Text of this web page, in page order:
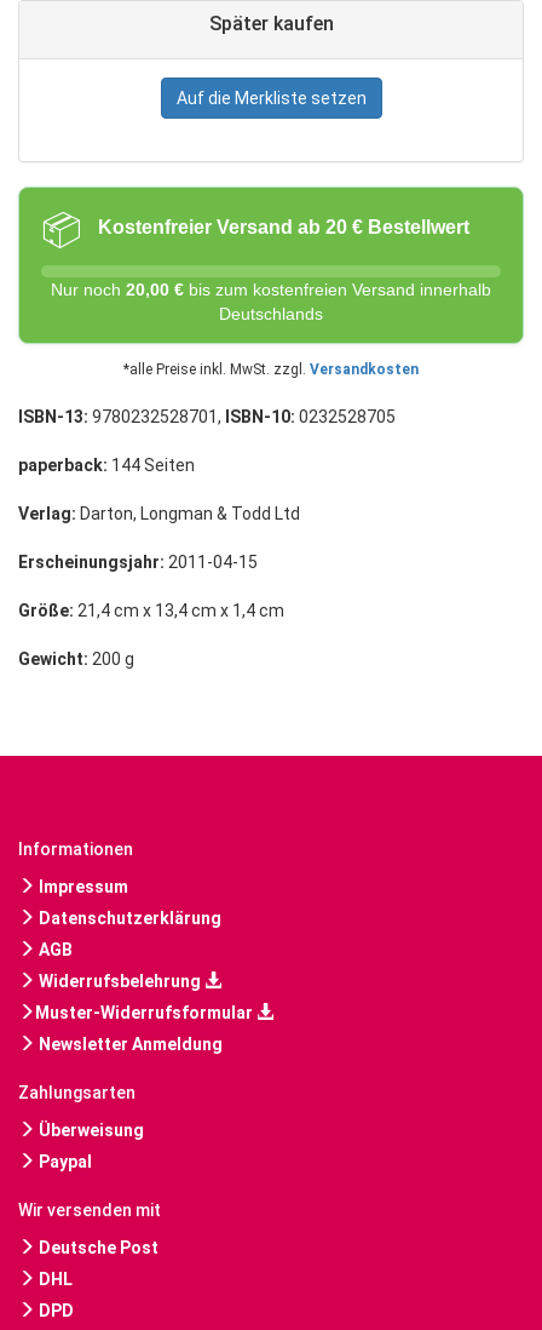
Später kaufen
Auf die Merkliste setzen
📦 Kostenfreier Versand ab 20 € Bestellwert
Nur noch 20,00 € bis zum kostenfreien Versand innerhalb
Deutschlands
*alle Preise inkl. MwSt. zzgl. Versandkosten
ISBN-13: 9780232528701, ISBN-10: 0232528705
paperback: 144 Seiten
Verlag: Darton, Longman & Todd Ltd
Erscheinungsjahr: 2011-04-15
Größe: 21,4 cm x 13,4 cm x 1,4 cm
Gewicht: 200 g
Informationen
Impressum
Datenschutzerklärung
AGB
Widerrufsbelehrung
Muster-Widerrufsformular
Newsletter Anmeldung
Zahlungsarten
Überweisung
Paypal
Wir versenden mit
Deutsche Post
DHL
DPD